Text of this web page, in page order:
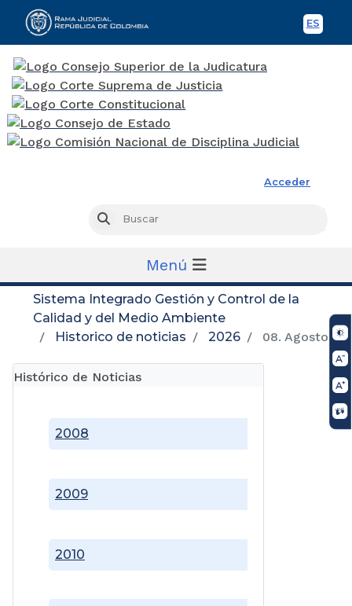
ES
Acceder
Buscar
Menú
Sistema Integrado Gestión y Control de la
Calidad y del Medio Ambiente
Historico de noticias
2026 08. Agosto
Histórico de Noticias
2008
2009
2010